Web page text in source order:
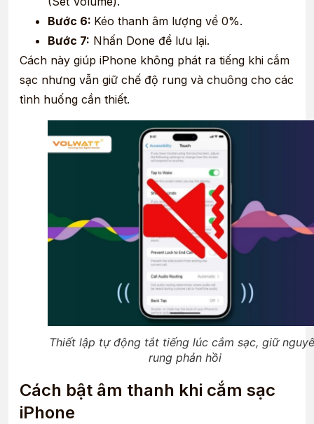
Bước 6: Kéo thanh âm lượng về 0%.
Bước 7: Nhấn Done để lưu lại.
Cách này giúp iPhone không phát ra tiếng khi cắm
sạc nhưng vẫn giữ chế độ rung và chuông cho các
tình huống cần thiết.
Thiết lập tự động tắt tiếng lúc cắm sạc, giữ
rung phản hồi
Cách bật âm thanh khi cắm sạc
iPhone